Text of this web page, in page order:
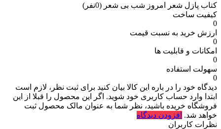
کتاب پازل شعر امروز شب بی شعر (0نفر)
کیفیت ساخت
0
ارزش خرید به نسبت قیمت
0
امکانات و قابلیت ها
0
سهولت استفاده
0
دیدگاه خود را در باره این کالا بیان کنید برای ثبت نظر، لازم است
ابتدا وارد حساب کاربری خود شوید. اگر این محصول را قبلا از این
فروشگاه خریده باشید، نظر شما به عنوان مالک محصول ثبت
خواهد شد. افزودن دیدگاه
نظرات کاربران